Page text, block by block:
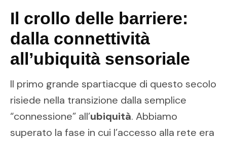
Il crollo delle barriere:
dalla connettività
all’ubiquità sensoriale
Il primo grande spartiacque di questo secolo
risiede nella transizione dalla semplice
“connessione” all’ubiquità. Abbiamo
superato la fase in cui l’accesso alla rete era